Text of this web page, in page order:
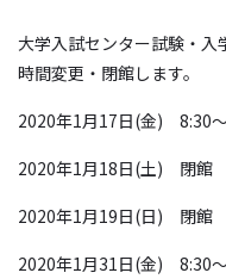
大学入試センター試験・
時間変更・閉館します。
2020年1月17日(金) 8:30～
2020年1月18日(土) 閉館
2020年1月19日(日) 閉館
2020年1月31日(金) 8:30～